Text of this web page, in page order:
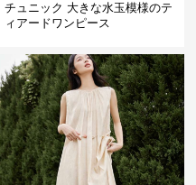
チュニック 大きな水玉模様のテ
ィアードワンピース